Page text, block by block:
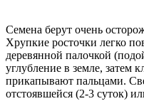
Семена берут очень
Хрупкие росточки легко
деревянной палочкой
углубление в земле, затем
прикапывают пальцами.
отстоявшейся (2-3 суток)